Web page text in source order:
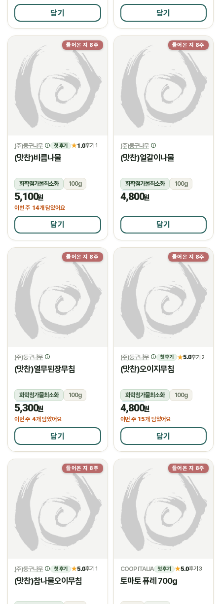
담기 담기
들어온 지 8주
(주)둥구나무 첫 후기 ★1.0후기 1
(맛찬)비름나물
화학첨가물최소화
100g
냉장
5,100원
이번 주 14개 담았어요
담기
들어온 지 8주
(주)둥구나무
(맛찬)얼갈이나물
화학첨가물최소화
100g
냉장
4,800원
담기
들어온 지 8주
(주)둥구나무
(맛찬)열무된장무침
화학첨가물최소화
100g
냉장
5,300원
이번 주 4개 담았어요
담기
들어온 지 8주
(주)둥구나무 첫 후기 ★5.0후기 2
(맛찬)오이지무침
화학첨가물최소화
100g
냉장
4,800원
이번 주 15개 담았어요
담기
들어온 지 8주
(주)둥구나무 첫 후기 ★5.0후기 1
(맛찬)참나물오이무침
들어온 지 8주
COOP ITALIA 첫 후기 ★5.0후기 3
토마토 퓨레 700g